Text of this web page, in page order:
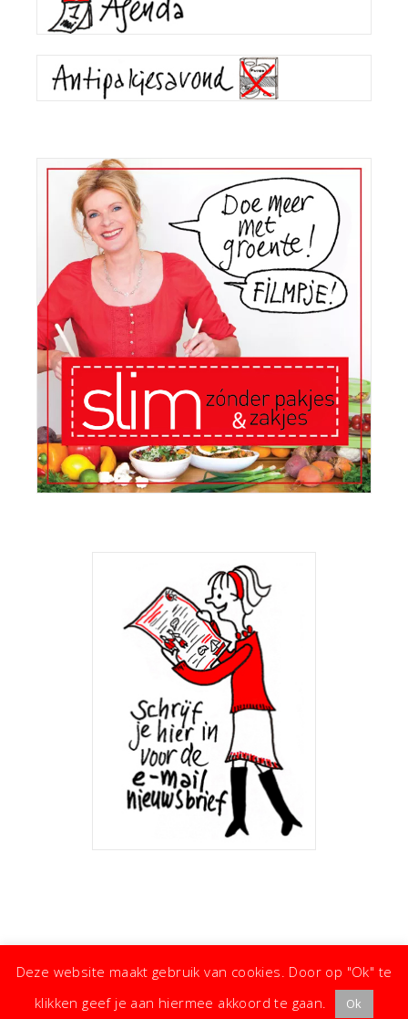
Deze website maakt gebruik van cookies. Door op "Ok" te
klikken geef je aan hiermee akkoord te gaan.
Ok